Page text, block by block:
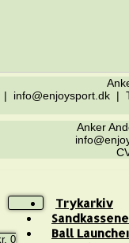
| info@enjoysport.dk |
Anker
Trykarkiv
Ball
0